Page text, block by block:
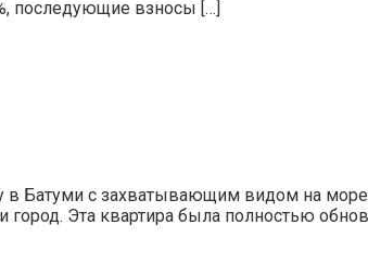
последующие взносы […]
в Батуми с захватывающим видом на
Эта квартира была полностью